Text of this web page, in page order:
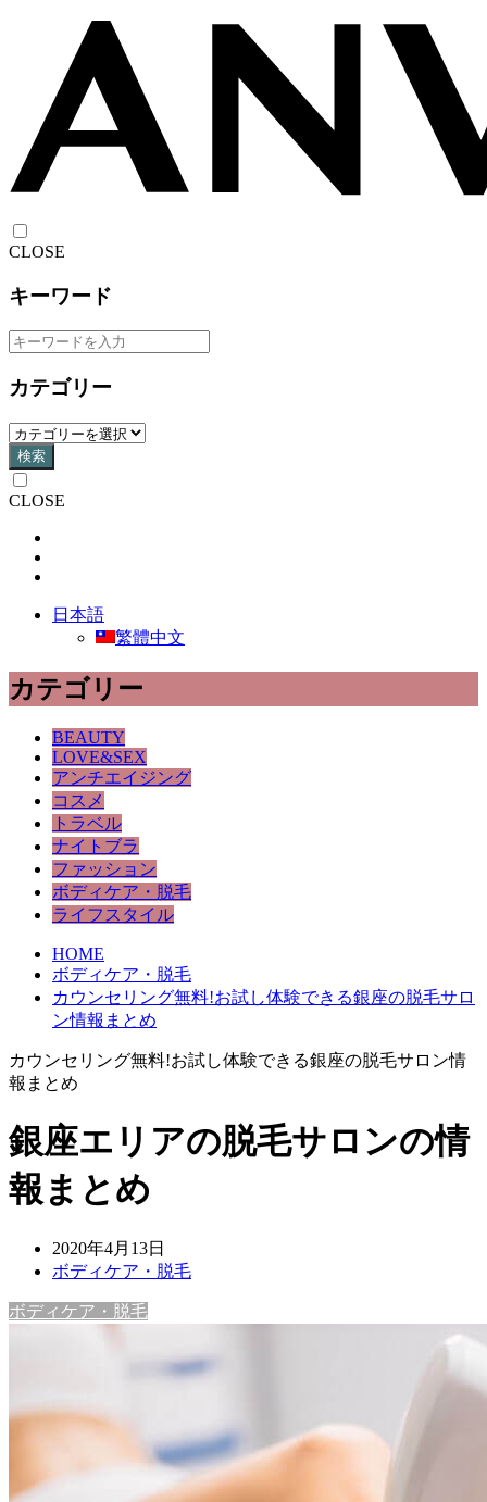
CLOSE
キーワード
カテゴリー
検索
CLOSE
日本語
繁體中文
カテゴリー
BEAUTY
LOVE&SEX
アンチエイジング
コスメ
トラベル
ナイトブラ
ファッション
ボディケア・脱毛
ライフスタイル
HOME
ボディケア・脱毛
カウンセリング無料!お試し体験できる銀座の脱毛サロ
ン情報まとめ
カウンセリング無料!お試し体験できる銀座の脱毛サロン情
報まとめ
銀座エリアの脱毛サロンの情
報まとめ
2020年4月13日
ボディケア・脱毛
ボディケア・脱毛